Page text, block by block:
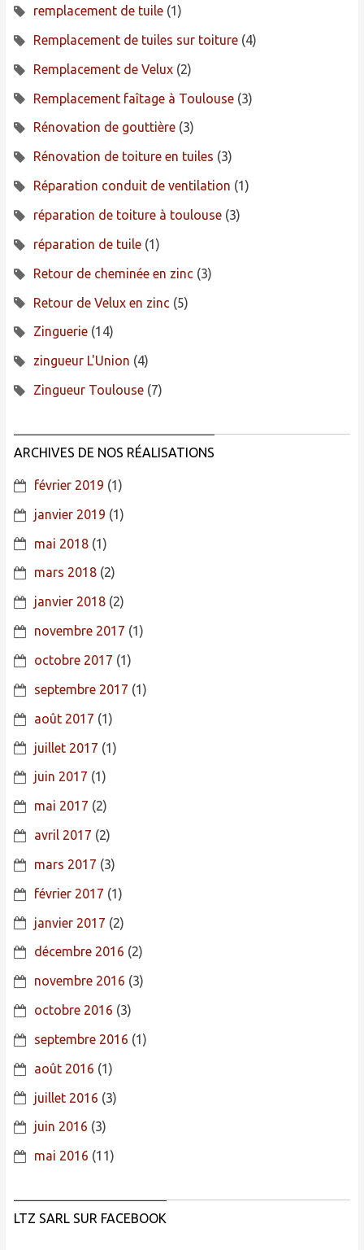
remplacement de tuile(1)
Remplacement de tuiles sur toiture(4)
Remplacement de Velux(2)
Remplacement faîtage à Toulouse(3)
Rénovation de gouttière(3)
Rénovation de toiture en tuiles (3)
Réparation conduit de ventilation (1)
réparation de toiture à toulouse(3)
réparation de tuile(1)
Retour de cheminée en zinc(3)
Retour de Velux en zinc (5)
Zinguerie(14)
zingueur L'Union (4)
Zingueur Toulouse(7)
ARCHIVES DE NOS RÉALISATIONS
février 2019 (1)
janvier 2019 (1)
mai 2018(1)
mars 2018(2)
janvier 2018(2)
novembre 2017 (1)
octobre 2017 (1)
septembre 2017 (1)
août 2017 (1)
juillet 2017 (1)
juin 2017 (1)
mai 2017 (2)
avril 2017 (2)
mars 2017 (3)
février 2017 (1)
janvier 2017 (2)
décembre 2016 (2)
novembre 2016 (3)
octobre 2016 (3)
septembre 2016 (1)
août 2016 (1)
juillet 2016 (3)
juin 2016 (3)
mai 2016 (11)
LTZ SARL SUR FACEBOOK